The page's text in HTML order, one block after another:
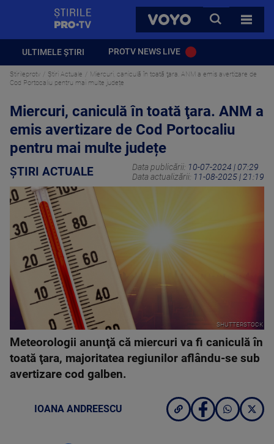
VOYO
CAUTA
TOATE
ULTIMELE ȘTIRI PROTV NEWS LIVE
Stirileprotv Știri Actuale
Miercuri, caniculă în toată ţara. ANM a emis avertizare de
Cod Portocaliu pentru mai multe județe
Miercuri, caniculă în toată ţara. ANM a
emis avertizare de Cod Portocaliu
pentru mai multe județe
ȘTIRI ACTUALE Data publicării: 10-07-2024 | 07:29
Data actualizării: 11-08-2025 | 21:19
SHUTTERSTOCK
Meteorologii anunţă că miercuri va fi caniculă în
toată ţara, majoritatea regiunilor aflându-se sub
avertizare cod galben.
IOANA ANDREESCU